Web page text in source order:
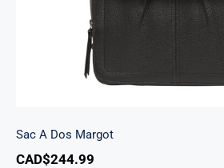
Sac A Dos Margot
CAD$244.99